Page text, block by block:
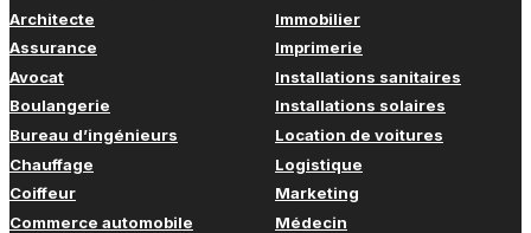
Architecte
Assurance
Avocat
Boulangerie
Bureau d’ingénieurs
Chauffage
Coiffeur
Commerce automobile
Immobilier
Imprimerie
Installations sanitaires
Installations solaires
Location de voitures
Logistique
Marketing
Médecin